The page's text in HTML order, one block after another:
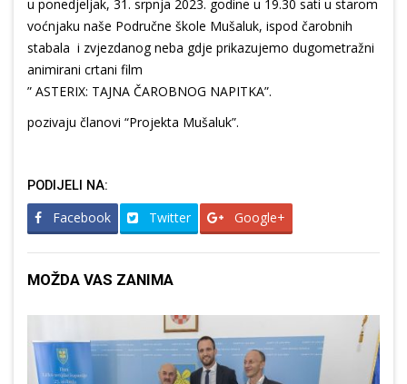
u ponedjeljak, 31. srpnja 2023. godine u 19.30 sati u starom
voćnjaku naše Područne škole Mušaluk, ispod čarobnih
stabala i zvjezdanog neba gdje prikazujemo dugometražni
animirani crtani film
” ASTERIX: TAJNA ČAROBNOG NAPITKA”.
pozivaju članovi “Projekta Mušaluk”.
PODIJELI NA:
Facebook Twitter Google+
MOŽDA VAS ZANIMA